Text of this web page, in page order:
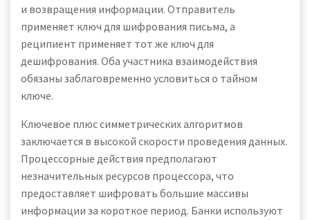
и возвращения информации. Отправитель
применяет ключ для шифрования письма, а
реципиент применяет тот же ключ для
дешифрования. Оба участника взаимодействия
обязаны заблаговременно условиться о тайном
ключе.
Ключевое плюс симметрических алгоритмов
заключается в высокой скорости проведения данных.
Процессорные действия предполагают
незначительных ресурсов процессора, что
предоставляет шифровать большие массивы
информации за короткое период. Банки используют